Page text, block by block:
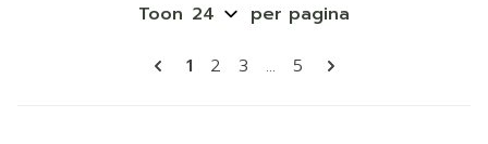
Pagina's
U lees momenteel pagina
1 Pagina
2 Pagina
3 ... Pagina
5
Toon per pagina